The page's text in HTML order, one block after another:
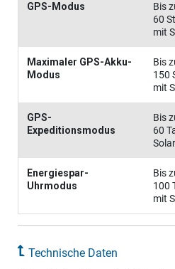
GPS-Modus
Bis
60
mit
Maximaler GPS-Akku-
Modus
Bis
150
mit
GPS-
Expeditionsmodus
Bis
60
Energiespar-
Uhrmodus
Bis
100
mit
Technische Daten